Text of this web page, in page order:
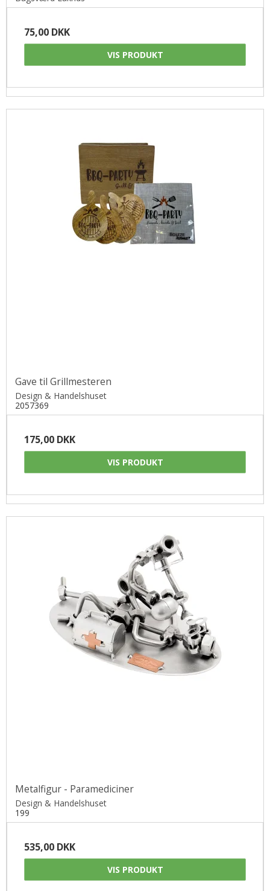
75,00 DKK
VIS PRODUKT
Gave til Grillmesteren
Design & Handelshuset
2057369
175,00 DKK
VIS PRODUKT
Metalfigur - Paramediciner
Design & Handelshuset
199
535,00 DKK
VIS PRODUKT